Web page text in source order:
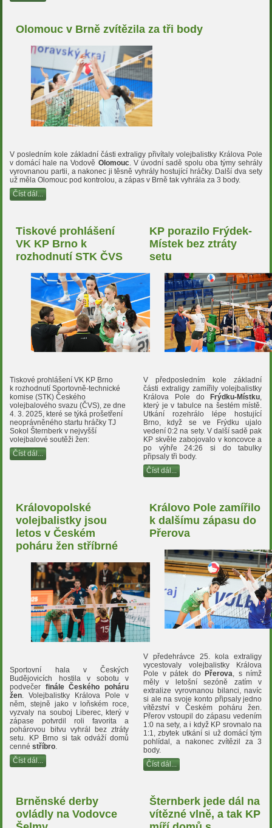
Olomouc v Brně zvítězila za tři body
V posledním kole základní části extraligy přivítaly volejbalistky Králova Pole
v domácí hale na Vodově Olomouc. V úvodní sadě spolu oba týmy sehrály
vyrovnanou partii, a nakonec ji těsně vyhrály hostující hráčky. Další dva sety
už měla Olomouc pod kontrolou, a zápas v Brně tak vyhrála za 3 body.
Číst dál...
Tiskové prohlášení
VK KP Brno k
rozhodnutí STK ČVS
Tiskové prohlášení VK KP Brno
k rozhodnutí Sportovně-technické
komise (STK) Českého
volejbalového svazu (ČVS), ze dne
4. 3. 2025, které se týká prošetření
neoprávněného startu hráčky TJ
Sokol Šternberk v nejvyšší
volejbalové soutěži žen:
Číst dál...
KP porazilo Frýdek-
Místek bez ztráty
setu
V předposledním kole základní
části extraligy zamířily volejbalistky
Králova Pole doFrýdku-Místku,
který je v tabulce na šestém místě.
Utkání rozehrálo lépe hostující
Brno, když se ve Frýdku ujalo
vedení 0:2 na sety. V další sadě pak
KP skvěle zabojovalo v koncovce a
po výhře 24:26 si do tabulky
připsaly tři body.
Číst dál...
Královopolské
volejbalistky jsou
letos v Českém
poháru žen stříbrné
Sportovní hala v Českých
Budějovicích hostila v sobotu v
podvečer finále Českého poháru
žen . Volejbalistky Králova Pole v
něm, stejně jako v loňském roce,
vyzvaly na souboj Liberec, který v
zápase potvrdil roli favorita a
pohárovou bitvu vyhrál bez ztráty
setu. KP Brno si tak odváží domů
cennéstříbro
Číst dál...
Královo Pole zamířilo
k dalšímu zápasu do
Přerova
V předehrávce 25. kola extraligy
vycestovaly volejbalistky Králova
Pole v pátek do Přerova, s nímž
měly v letošní sezóně zatím v
extralize vyrovnanou bilanci, navíc
si ale na svoje konto připsaly jedno
vítězství v Českém poháru žen.
Přerov vstoupil do zápasu vedením
1:0 na sety, a i když KP srovnalo na
1:1, zbytek utkání si už domácí tým
pohlídal, a nakonec zvítězil za 3
body.
Číst dál...
Brněnské derby
ovládly na Vodovce
Šternberk jede dál na
vítězné vlně, a tak KP